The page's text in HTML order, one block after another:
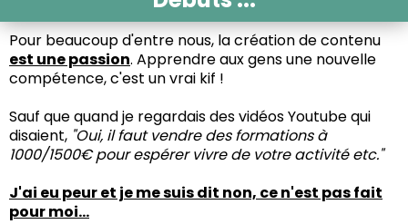
Pour beaucoup d'entre nous, la création de contenu
est une passion. Apprendre aux gens une nouvelle
compétence, c'est un vrai kif !
Sauf que quand je regardais des vidéos Youtube qui
disaient, "Oui, il faut vendre des formations à
1000/1500€ pour espérer vivre de votre activité etc."
J'ai eu peur et je me suis dit non, ce n'est pas fait
pour moi...